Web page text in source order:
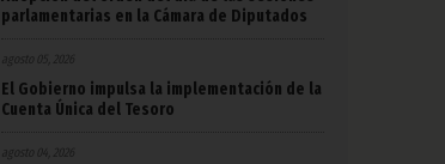
parlamentarias en la Cámara de Diputados
agosto 05, 2026
El Gobierno impulsa la implementación de la
Cuenta Única del Tesoro
agosto 04, 2026